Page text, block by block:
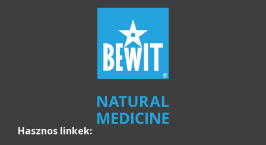
Hasznos linkek: